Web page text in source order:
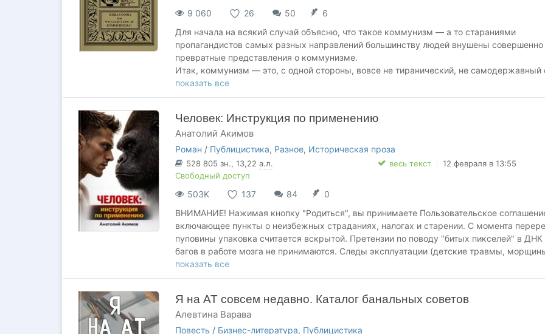
9 060 26 50
6
Для начала на всякий случай объясню, что такое коммунизм — а то стараниями
пропагандистов самых разных направлений большинству людей внушены совершенно
превратные представления о коммунизме.
Итак, коммунизм — это, с одной стороны, вовсе не тиранический, не самодержавный
правления, не злобно придуманные человеконенавистнические порядки — как считают
многие либералы.
многие жители СССР. Если писать коротко, то коммунизм — это такое устройство
при котором существует демократия в экономике.
В свою очередь, экономика есть сфера распоряжения вещами — как правило,
людского жизнеобеспечения. А вообще помимо экономики существует, как известно,
политика — сфера распоряжения самими людьми...
показать все
Человек: Инструкция по применению
Анатолий Акимов
Роман / Публицистика, Разное, Историческая проза
528 805 зн., 13,22 а.л.
Свободный доступ
весь текст 12 февраля в 13:55
503K 137 84
0
ВНИМАНИЕ! Нажимая кнопку "Родиться", вы принимаете Пользовательское
включающее пункты о неизбежных страданиях, налогах и старении. С момента
пуповины упаковка считается вскрытой. Претензии по поводу "битых пикселей" в ДНК
багов в работе мозга не принимаются. Следы эксплуатации (детские травмы,
неврозы) не являются основанием для возврата. Товар возврату и обмену не подлежит
показать все
Я на АТ совсем недавно. Каталог банальных советов
Алевтина Варава
Повесть / Бизнес-литература, Публицистика